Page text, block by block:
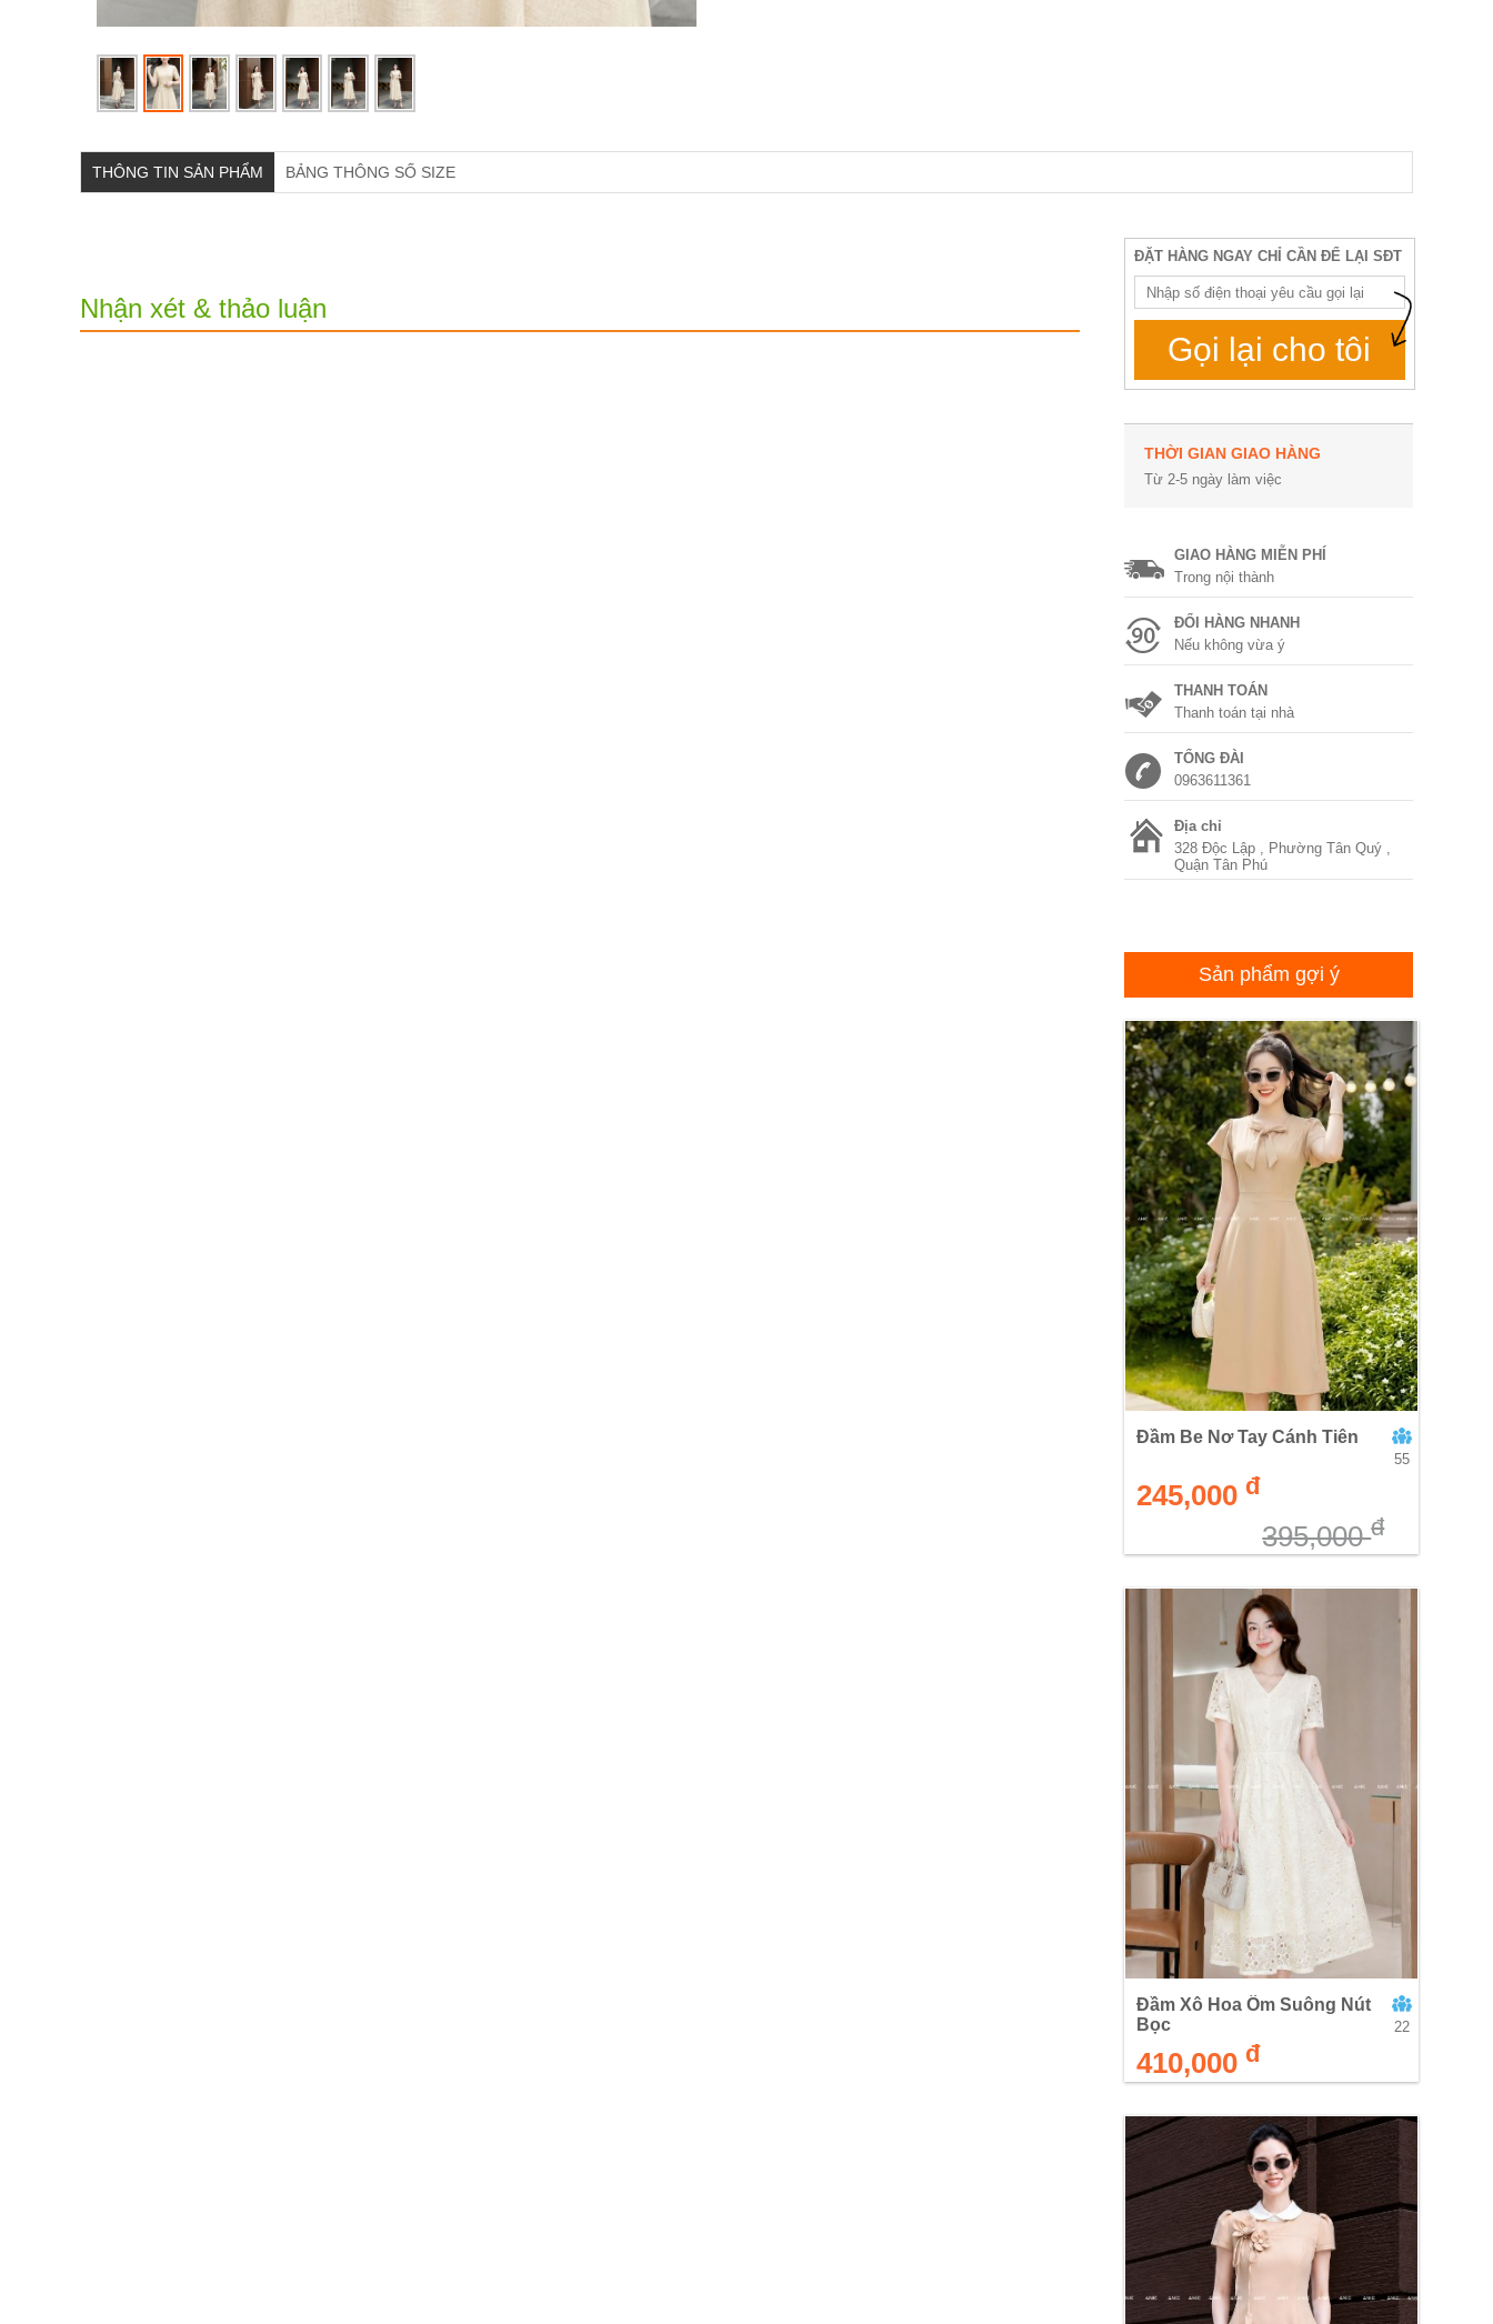
THÔNG TIN SẢN PHẨM BẢNG THÔNG SỐ SIZE
Nhận xét & thảo luận
ĐẶT HÀNG NGAY CHỈ CẦN ĐỂ LẠI SĐT
Gọi lại cho tôi
THỜI GIAN GIAO HÀNG
Từ 2-5 ngày làm việc
GIAO HÀNG MIỄN PHÍ
Trong nội thành
ĐỔI HÀNG NHANH
Nếu không vừa ý
THANH TOÁN
Thanh toán tại nhà
TỔNG ĐÀI
0963611361
Địa chỉ
328 Độc Lập , Phường Tân Quý ,
Quận Tân Phú
Sản phẩm gợi ý
Đầm Be Nơ Tay Cánh Tiên
245,000 đ
395,000đ
55
Đầm Xô Hoa Ôm Suông Nút
Bọc
410,000 đ
22